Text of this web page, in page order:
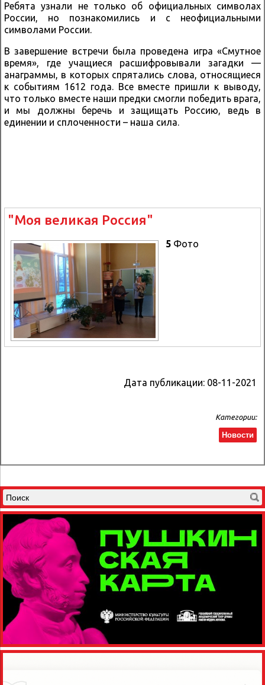
Ребята узнали не только об официальных символах
России, но познакомились и с неофициальными
символами России.
В завершение встречи была проведена игра «Смутное
время», где учащиеся расшифровывали загадки —
анаграммы, в которых спрятались слова, относящиеся
к событиям 1612 года. Все вместе пришли к выводу,
что только вместе наши предки смогли победить врага,
и мы должны беречь и защищать Россию, ведь в
единении и сплоченности – наша сила.
"Моя великая Россия"
5 Фото
Дата публикации: 08-11-2021
Категории:
Новости